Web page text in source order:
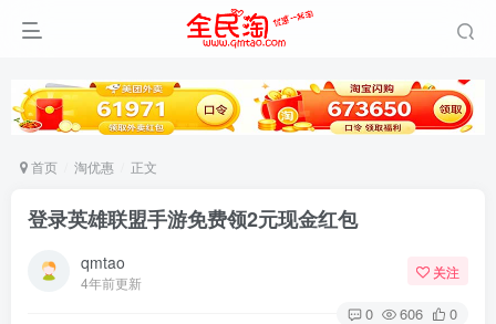
首页 淘优惠 正文
登录英雄联盟手游免费领2元现金红包
qmtao
4年前更新
关注
0 606 0